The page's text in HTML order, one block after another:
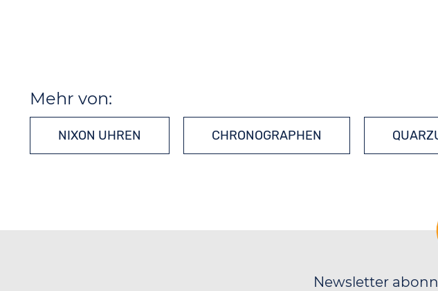
Mehr von:
NIXON UHREN CHRONOGRAPHEN
Newsletter